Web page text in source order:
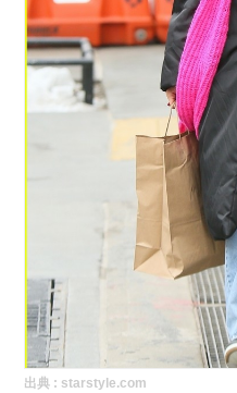
出典 : starstyle.com